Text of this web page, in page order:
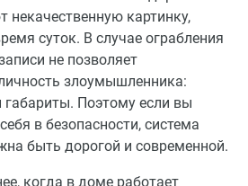
некачественную картинку,
суток. В случае ограбления
не позволяет
злоумышленника:
Поэтому если вы
в безопасности, система
быть дорогой и современной.
когда в доме работает